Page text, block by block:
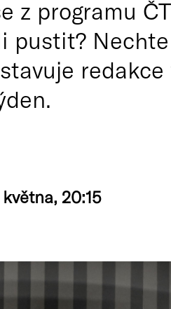
z programu
pustit?
20:15